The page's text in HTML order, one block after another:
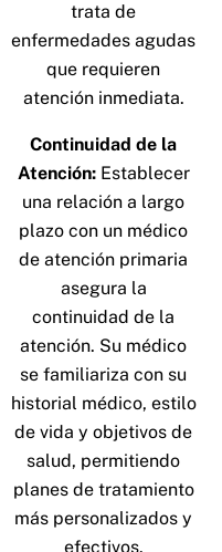
trata de
enfermedades agudas
que requieren
atención inmediata.
Continuidad de la
Atención:Establecer
una relación a largo
plazo con un médico
de atención primaria
asegura la
continuidad de la
atención. Su médico
se familiariza con su
historial médico, estilo
de vida y objetivos de
salud, permitiendo
planes de tratamiento
más personalizados y
efectivos.